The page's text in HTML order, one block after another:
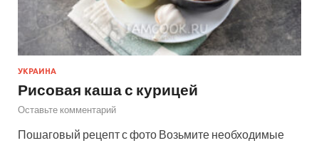
УКРАИНА
Рисовая каша с курицей
Оставьте комментарий
Пошаговый рецепт с фото Возьмите необходимые